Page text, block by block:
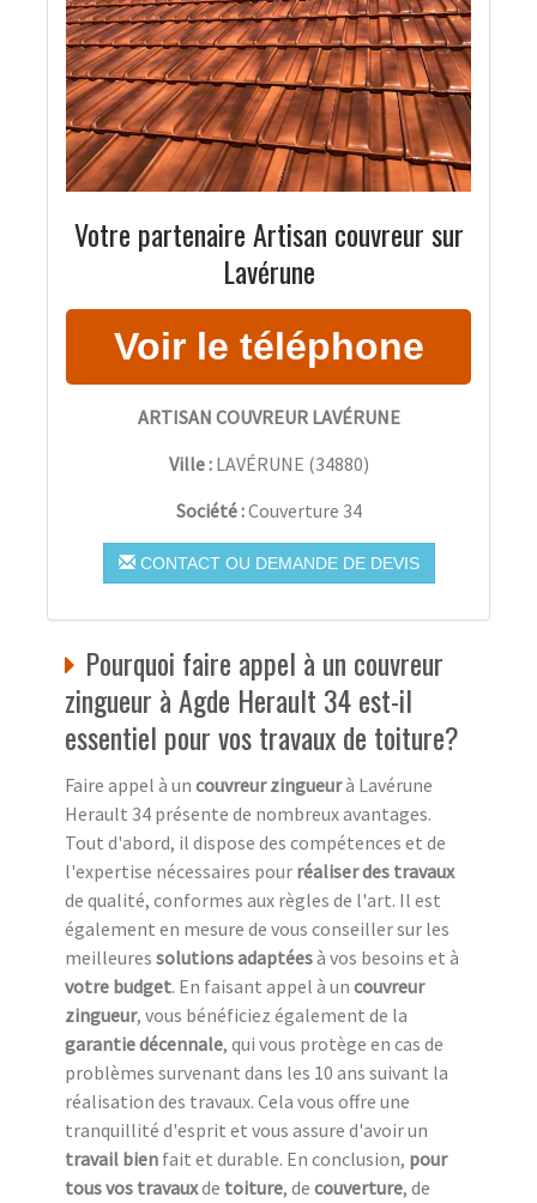
Votre partenaire Artisan couvreur sur
Lavérune
ARTISAN COUVREUR LAVÉRUNE
Ville : LAVÉRUNE (34880)
Société :Couverture 34
CONTACT OU DEMANDE DE DEVIS
Pourquoi faire appel à un couvreur
zingueur à Agde Herault 34 est-il
essentiel pour vos travaux de toiture?
Faire appel à un couvreur zingueurà Lavérune
Herault 34 présente de nombreux avantages.
Tout d'abord, il dispose des compétences et de
l'expertise nécessaires pour réaliser des travaux
de qualité, conformes aux règles de l'art. Il est
également en mesure de vous conseiller sur les
meilleures solutions adaptéesà vos besoins et à
votre budget. En faisant appel à un couvreur
zingueur, vous bénéficiez également de la
garantie décennale, qui vous protège en cas de
problèmes survenant dans les 10 ans suivant la
réalisation des travaux. Cela vous offre une
tranquillité d'esprit et vous assure d'avoir un
travail bien fait et durable. En conclusion, pour
tous vos travauxde toiture, de couverture, de